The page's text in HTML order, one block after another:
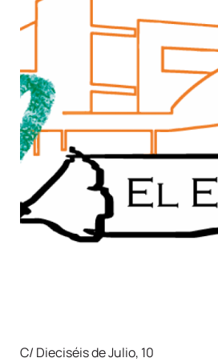
C/ Dieciséis de Julio, 10